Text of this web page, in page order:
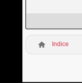
Indice